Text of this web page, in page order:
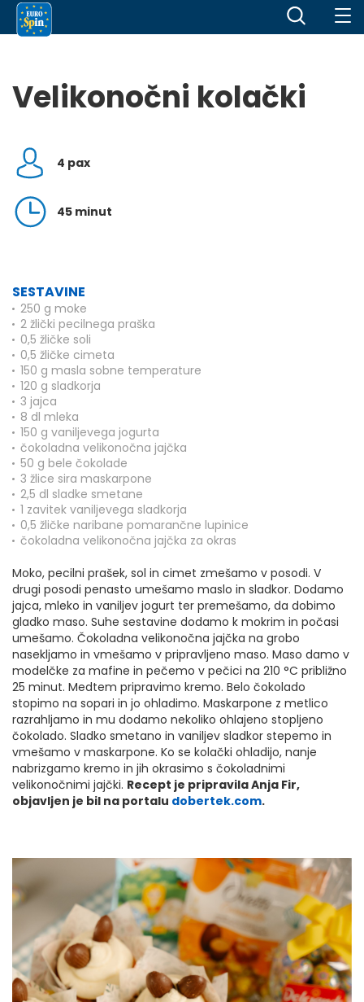
Velikonočni kolački
4 pax
45 minut
SESTAVINE
250 g moke
2 žlički pecilnega praška
0,5 žličke soli
0,5 žličke cimeta
150 g masla sobne temperature
120 g sladkorja
3 jajca
8 dl mleka
150 g vaniljevega jogurta
čokoladna velikonočna jajčka
50 g bele čokolade
3 žlice sira maskarpone
2,5 dl sladke smetane
1 zavitek vaniljevega sladkorja
0,5 žličke naribane pomarančne lupinice
čokoladna velikonočna jajčka za okras
Moko, pecilni prašek, sol in cimet zmešamo v posodi. V
drugi posodi penasto umešamo maslo in sladkor. Dodamo
jajca, mleko in vaniljev jogurt ter premešamo, da dobimo
gladko maso. Suhe sestavine dodamo k mokrim in počasi
umešamo. Čokoladna velikonočna jajčka na grobo
nasekljamo in vmešamo v pripravljeno maso. Maso damo v
modelčke za mafine in pečemo v pečici na 210 °C približno
25 minut. Medtem pripravimo kremo. Belo čokolado
stopimo na sopari in jo ohladimo. Maskarpone z metlico
razrahljamo in mu dodamo nekoliko ohlajeno stopljeno
čokolado. Sladko smetano in vaniljev sladkor stepemo in
vmešamo v maskarpone. Ko se kolački ohladijo, nanje
nabrizgamo kremo in jih okrasimo s čokoladnimi
velikonočnimi jajčki. Recept je pripravila Anja Fir,
objavljen je bil na portalu dobertek.com.